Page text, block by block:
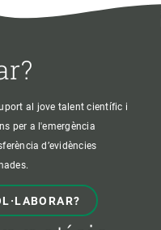
al jove talent científic i
per a l'emergència
d’evidències